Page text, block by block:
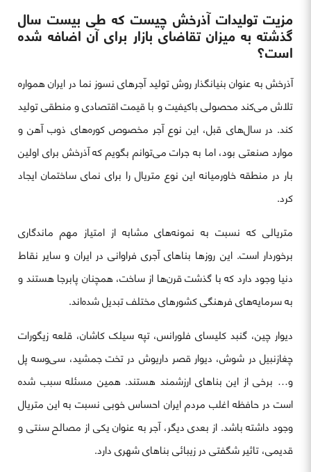
مزیت تولیدات آذرخش چیست که طی بیست سال
گذشته به میزان تقاضای بازار برای آن اضافه شده
است؟
آذرخش به عنوان بنیانگذار روش تولید آجرهای نسوز نما در ایران همواره
تلاش می‌کند محصولی باکیفیت و با قیمت اقتصادی و منطقی تولید
کند. در سال‌های قبل، این نوع آجر مخصوص کوره‌های ذوب آهن و
موارد صنعتی بود، اما به جرات می‌توانم بگویم که آذرخش برای اولین
بار در منطقه خاورمیانه این نوع متریال را برای نمای ساختمان ایجاد
کرد.
متریالی که نسبت به نمونه‌های مشابه از امتیاز مهم ماندگاری
برخوردار است. این روزها بناهای آجری فراوانی در ایران و سایر نقاط
دنیا وجود دارد که با گذشت قرن‌ها از ساخت، همچنان پابرجا هستند و
به سرمایه‌های فرهنگی کشورهای مختلف تبدیل شده‌اند.
دیوار چین، گنبد کلیسای فلورانس، تپه سیلک کاشان، قلعه زیگورات
چغازنبیل در شوش، دیوار قصر داریوش در تخت جمشید، سی‌وسه پل
و… برخی از این بناهای ارزشمند هستند. همین مسئله سبب شده
است در حافظه اغلب مردم ایران احساس خوبی نسبت به این متریال
وجود داشته باشد. از بعدی دیگر، آجر به عنوان یکی از مصالح سنتی و
قدیمی، تاثیر شگفتی در زیبائی بناهای شهری دارد.